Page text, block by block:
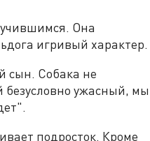
Она
игривый характер.
сын. Собака не
ужасный, мы
подросток. Кроме